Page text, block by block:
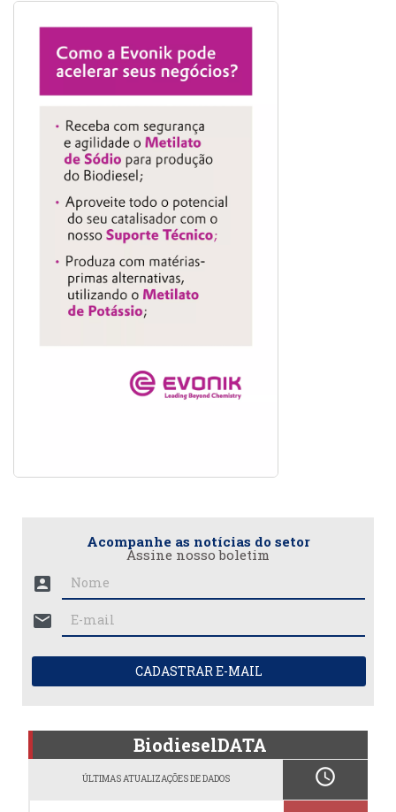
Acompanhe as notícias do setor
Assine nosso boletim
account_box
mail
CADASTRAR E-MAIL
BiodieselDATA
ÚLTIMAS ATUALIZAÇÕES DE DADOS schedule